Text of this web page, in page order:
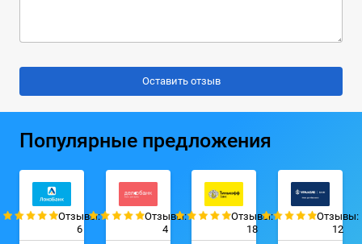
Популярные предложения
Отзывы:
6
Отзывы:
4
Отзывы:
18
Отзывы:
12